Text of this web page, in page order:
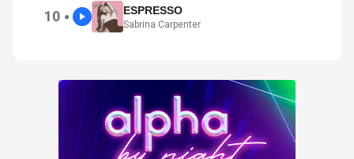
10 ● ESPRESSO
Sabrina Carpenter